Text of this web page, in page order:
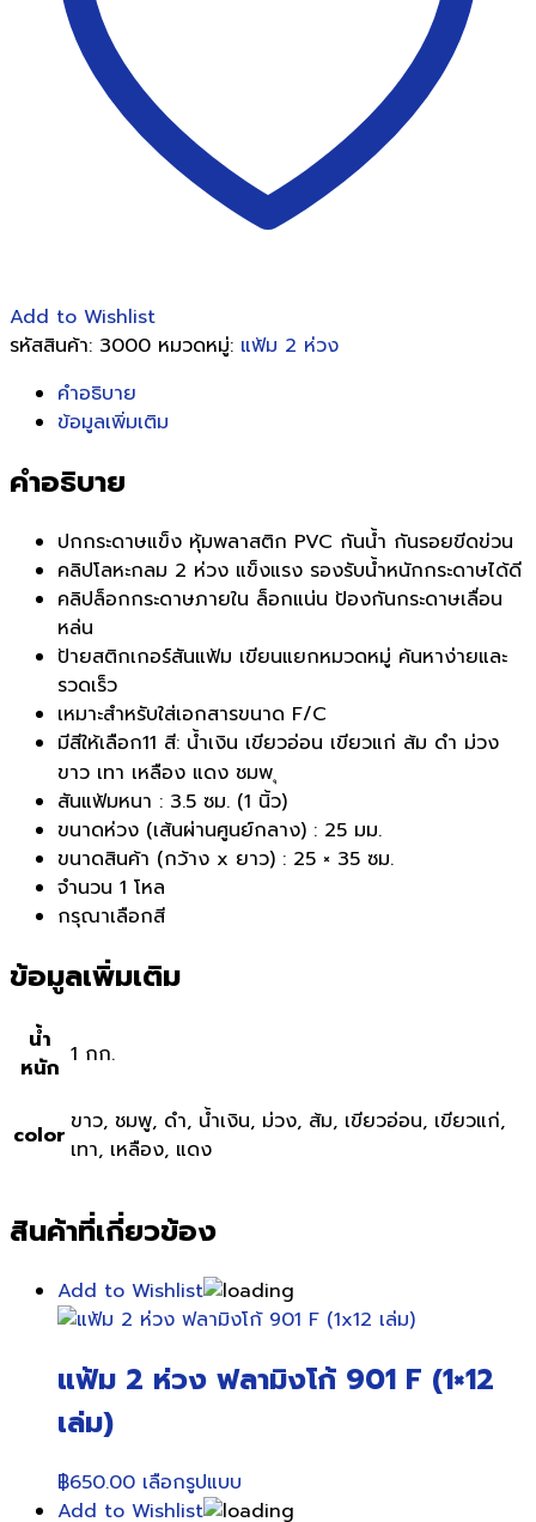
Add to Wishlist
รหัสสินค้า: 3000 หมวดหมู่: แฟ้ม 2 ห่วง
คำอธิบาย
ข้อมูลเพิ่มเติม
คำอธิบาย
ปกกระดาษแข็ง หุ้มพลาสติก PVC กันน้ำ กันรอยขีดข่วน
คลิปโลหะกลม 2 ห่วง แข็งแรง รองรับน้ำหนักกระดาษได้ดี
คลิปล็อกกระดาษภายใน ล็อกแน่น ป้องกันกระดาษเลื่อน
หล่น
ป้ายสติกเกอร์สันแฟ้ม เขียนแยกหมวดหมู่ ค้นหาง่ายและ
รวดเร็ว
เหมาะสำหรับใส่เอกสารขนาด F/C
มีสีให้เลือก11 สี: น้ำเงิน เขียวอ่อน เขียวแก่ ส้ม ดำ ม่วง
ขาว เทา เหลือง แดง ชมพ ุ
สันแฟ้มหนา : 3.5 ซม. (1 นิ้ว)
ขนาดห่วง (เส้นผ่านศูนย์กลาง) : 25 มม.
ขนาดสินค้า (กว้าง x ยาว) : 25 × 35 ซม.
จำนวน 1 โหล
กรุณาเลือกสี
ข้อมูลเพิ่มเติม
น้ำ
หนัก 1 กก.
color ขาว, ชมพู, ดำ, น้ำเงิน, ม่วง, ส้ม, เขียวอ่อน, เขียวแก่,
เทา, เหลือง, แดง
สินค้าที่เกี่ยวข้อง
Add to Wishlist
แฟ้ม 2 ห่วง ฟลามิงโก้ 901 F (1×12
เล่ม)
฿650.00 เลือกรูปแบบ
product
Add to Wishlist